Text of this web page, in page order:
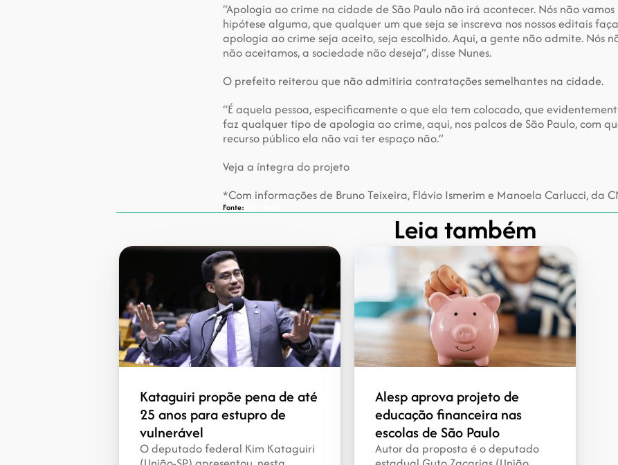
“Apologia ao crime na cidade de São Paulo não irá acontecer. Nós não
hipótese alguma, que qualquer um que seja se inscreva nos nossos editais
apologia ao crime seja aceito, seja escolhido. Aqui, a gente não admite. Nós
não aceitamos, a sociedade não deseja”, disse Nunes.
O prefeito reiterou que não admitiria contratações semelhantes na cidade.
“É aquela pessoa, especificamente o que ela tem colocado, que
faz qualquer tipo de apologia ao crime, aqui, nos palcos de São Paulo, com
recurso público ela não vai ter espaço não.”
Veja a íntegra do projeto
*Com informações de Bruno Teixeira, Flávio Ismerim e Manoela Carlucci, da
Fonte:
Leia também
Kataguiri propõe pena de até
25 anos para estupro de
vulnerável
O deputado federal Kim Kataguiri
Alesp aprova projeto de
educação financeira nas
escolas de São Paulo
Autor da proposta é o deputado